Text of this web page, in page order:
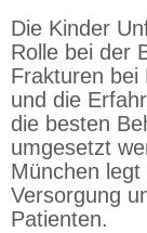
Die Kinder
Rolle bei der
Frakturen bei
und die
die besten
umgesetzt
München
Versorgung
Patienten.